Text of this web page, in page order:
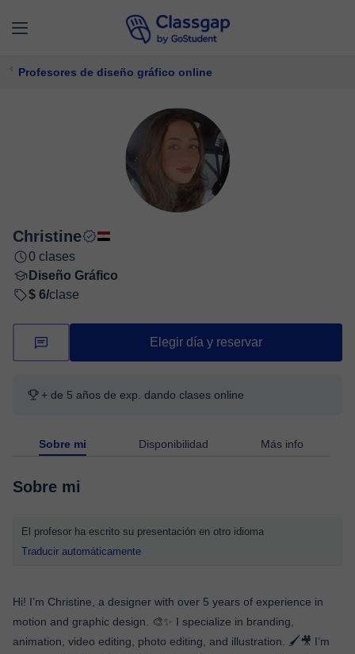
Profesores de diseño gráfico online
Christine
0 clases
Diseño Gráfico
$ 6/clase
Elegir día y reservar
+ de 5 años de exp. dando clases online
Sobre mi Disponibilidad Más info
Sobre mi
El profesor ha escrito su presentación en otro idioma
Traducir automáticamente
Hi! I’m Christine, a designer with over 5 years of experience in
motion and graphic design. 🎨✨ I specialize in branding,
animation, video editing, photo editing, and illustration. 🖌️🎥 I’m